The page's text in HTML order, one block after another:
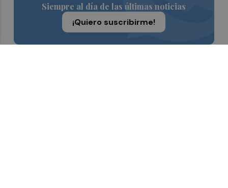
Siempre al día de las últimas noticias
¡Quiero suscribirme!